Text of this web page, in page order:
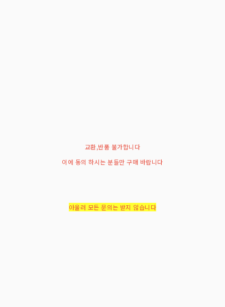
교환,반품 불가합니다
이에 동의 하시는 분들만 구매 바랍니다
아울러 모든 문의는 받지 않습니다